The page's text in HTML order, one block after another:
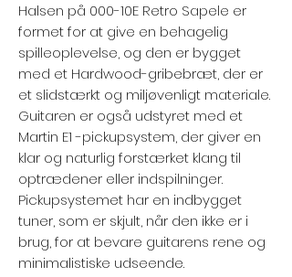
Halsen på 000-10E Retro Sapele er
formet for at give en behagelig
spilleoplevelse, og den er bygget
med et Hardwood-gribebræt, der er
et slidstærkt og miljøvenligt materiale.
Guitaren er også udstyret med et
Martin E1 -pickupsystem, der giver en
klar og naturlig forstærket klang til
optrædener eller indspilninger.
Pickupsystemet har en indbygget
tuner, som er skjult, når den ikke er i
brug, for at bevare guitarens rene og
minimalistiske udseende.